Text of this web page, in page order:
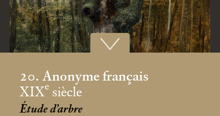
20. Anonyme français
XIXe siècle
Étude d’arbre